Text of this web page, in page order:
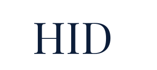
HID